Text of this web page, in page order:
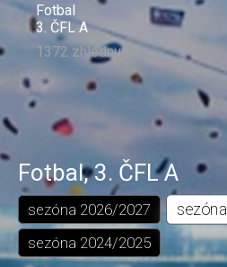
Fotbal
3. ČFL A
1372 zhlédnutí
Fotbal,3. ČFL A
sezóna 2026/2027 sezóna
sezóna 2024/2025